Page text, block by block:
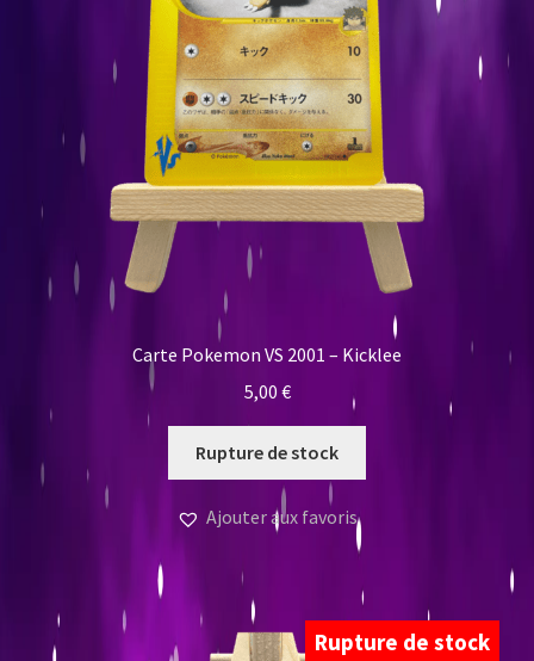
Carte Pokemon VS 2001 – Kicklee
5,00 €
Rupture de stock
Ajouter aux favoris
Rupture de stock